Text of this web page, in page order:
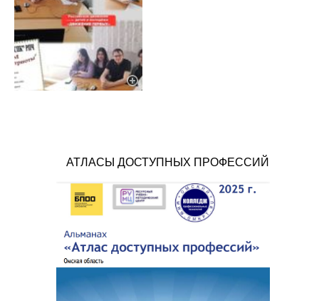
АТЛАСЫ ДОСТУПНЫХ ПРОФЕССИЙ